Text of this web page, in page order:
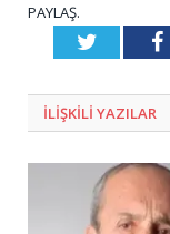
PAYLAŞ.
Twitter
ILIŞKILI YAZILAR